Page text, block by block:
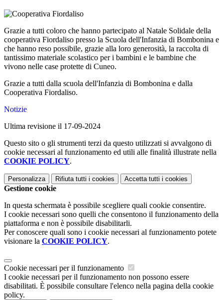
Grazie a tutti coloro che hanno partecipato al Natale Solidale della
cooperativa Fiordaliso presso la Scuola dell'Infanzia di Bombonina e
che hanno reso possibile, grazie alla loro generosità, la raccolta di
tantissimo materiale scolastico per i bambini e le bambine che
vivono nelle case protette di Cuneo.
Grazie a tutti dalla scuola dell'Infanzia di Bombonina e dalla
Cooperativa Fiordaliso.
Notizie
Ultima revisione il 17-09-2024
Questo sito o gli strumenti terzi da questo utilizzati si avvalgono di
cookie necessari al funzionamento ed utili alle finalità illustrate nella
COOKIE POLICY.
Personalizza Rifiuta tutti i cookies Accetta tutti i cookies
Gestione cookie
In questa schermata è possibile scegliere quali cookie consentire.
I cookie necessari sono quelli che consentono il funzionamento della
piattaforma e non è possibile disabilitarli.
Per conoscere quali sono i cookie necessari al funzionamento potete
visionare la COOKIE POLICY.
Cookie necessari per il funzionamento
I cookie necessari per il funzionamento non possono essere
disabilitati. È possibile consultare l'elenco nella pagina della cookie
policy.